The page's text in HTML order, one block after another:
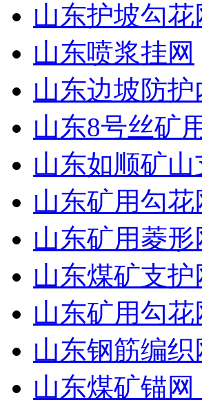
山东护坡勾花
山东喷浆挂网
山东边坡防护
山东8号丝矿
山东如顺矿
山东矿用勾花
山东矿用菱
山东煤矿支
山东矿用勾花
山东钢筋编织
山东煤矿锚